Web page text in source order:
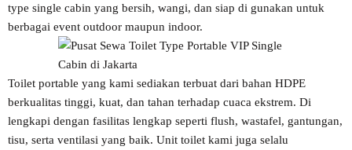
type single cabin yang bersih, wangi, dan siap di gunakan untuk
berbagai event outdoor maupun indoor.
Toilet portable yang kami sediakan terbuat dari bahan HDPE
berkualitas tinggi, kuat, dan tahan terhadap cuaca ekstrem. Di
lengkapi dengan fasilitas lengkap seperti flush, wastafel, gantungan,
tisu, serta ventilasi yang baik. Unit toilet kami juga selalu